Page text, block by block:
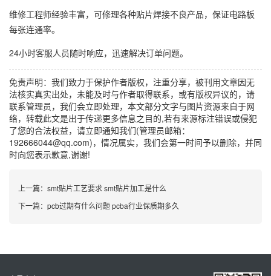
维修工程师经验丰富，可修理各种贴片焊接不良产品，保证电路板
每张连通率。
24小时客服人员随时响应，迅速解决订单问题。
免责声明：我们致力于保护作者版权，注重分享，被刊用文章因无
法核实真实出处，未能及时与作者取得联系，或有版权异议的，请
联系管理员，我们会立即处理，本文部分文字与图片资源来自于网
络，转载此文是出于传递更多信息之目的,若有来源标注错误或侵犯
了您的合法权益，请立即通知我们(管理员邮箱：
192666044@qq.com)，情况属实，我们会第一时间予以删除，并同
时向您表示歉意,谢谢!
上一篇： smt贴片工艺要求 smt贴片加工是什么
下一篇： pcb过期有什么问题 pcba行业保质期多久